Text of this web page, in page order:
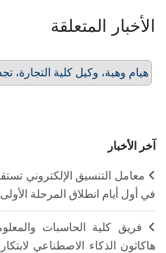
الأخبار المتعلقة
هيام وهبة، وكيل كلية التجارة،
آخر الأخبار
في أول أيام انطلاق المرحلة
فريق كلية الحاسبات
هاكاثون الذكاء الاصطناعي